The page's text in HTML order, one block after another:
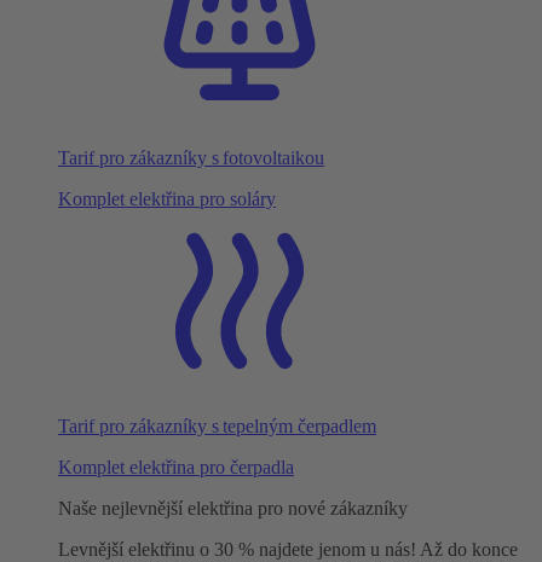
Tarif pro zákazníky s fotovoltaikou
Komplet elektřina pro soláry
Tarif pro zákazníky s tepelným čerpadlem
Komplet elektřina pro čerpadla
Naše nejlevnější elektřina pro nové zákazníky
Levnější elektřinu o 30 % najdete jenom u nás! Až do konce